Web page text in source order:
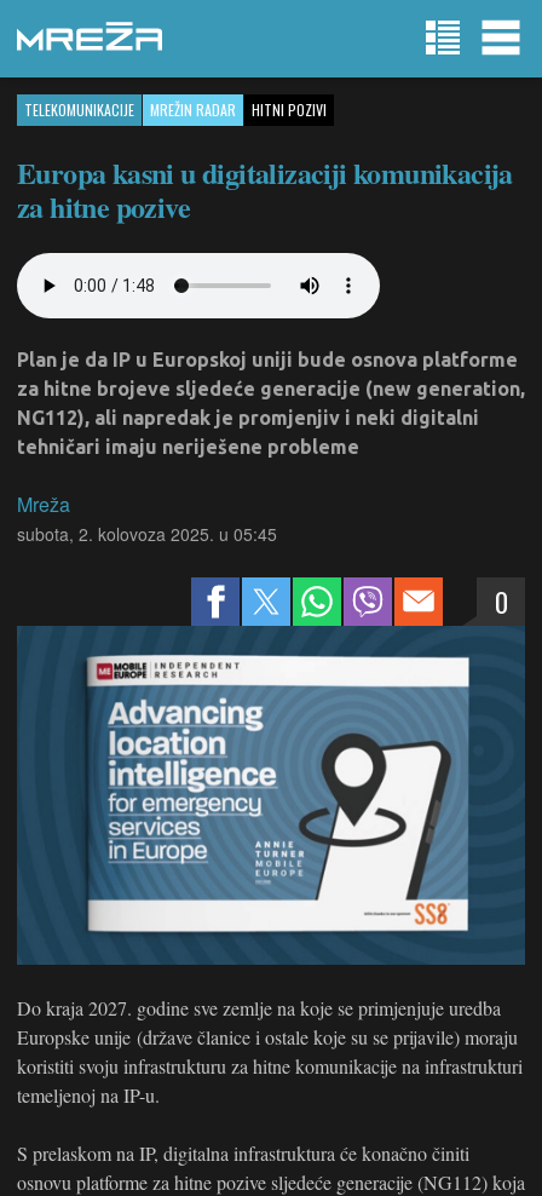
TELEKOMUNIKACIJE MREŽIN RADAR HITNI POZIVI
Europa kasni u digitalizaciji komunikacija
za hitne pozive
Plan je da IP u Europskoj uniji bude osnova platforme
za hitne brojeve sljedeće generacije (new generation,
NG112), ali napredak je promjenjiv i neki digitalni
tehničari imaju neriješene probleme
Mreža
subota, 2. kolovoza 2025. u 05:45
0
Do kraja 2027. godine sve zemlje na koje se primjenjuje uredba
Europske unije (države članice i ostale koje su se prijavile) moraju
koristiti svoju infrastrukturu za hitne komunikacije na infrastrukturi
temeljenoj na IP-u.
S prelaskom na IP, digitalna infrastruktura će konačno činiti
osnovu platforme za hitne pozive sljedeće generacije (NG112) koja